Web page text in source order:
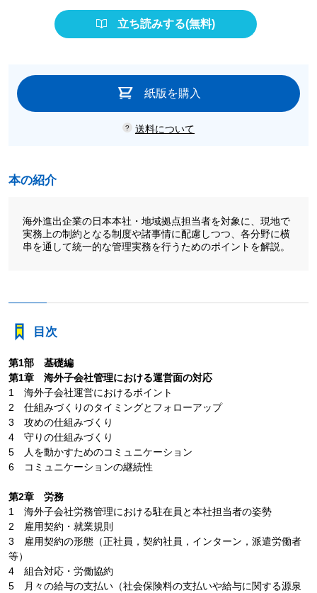
立ち読みする(無料)
紙版を購入
送料について
本の紹介
海外進出企業の日本本社・地域拠点担当者を対象に、現地で
実務上の制約となる制度や諸事情に配慮しつつ、各分野に横
串を通して統一的な管理実務を行うためのポイントを解説。
目次
第1部 基礎編
第1章 海外子会社管理における運営面の対応
1 海外子会社運営におけるポイント
2 仕組みづくりのタイミングとフォローアップ
3 攻めの仕組みづくり
4 守りの仕組みづくり
5 人を動かすためのコミュニケーション
6 コミュニケーションの継続性
第2章 労務
1 海外子会社労務管理における駐在員と本社担当者の姿勢
2 雇用契約・就業規則
3 雇用契約の形態（正社員，契約社員，インターン，派遣労働者
等）
4 組合対応・労働協約
5 月々の給与の支払い（社会保険料の支払いや給与に関する源泉